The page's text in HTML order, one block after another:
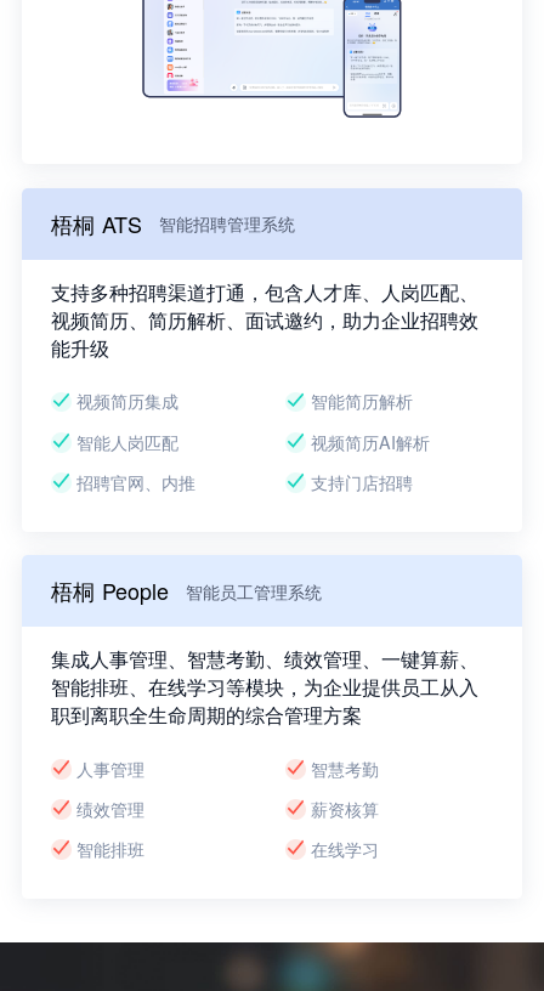
梧桐 ATS 智能招聘管理系统
支持多种招聘渠道打通，包含人才库、人岗匹配、
视频简历、简历解析、面试邀约，助力企业招聘效
能升级
视频简历集成
智能简历解析
智能人岗匹配
视频简历AI解析
招聘官网、内推
支持门店招聘
梧桐 People 智能员工管理系统
集成人事管理、智慧考勤、绩效管理、一键算薪、
智能排班、在线学习等模块，为企业提供员工从入
职到离职全生命周期的综合管理方案
人事管理
智慧考勤
绩效管理
薪资核算
智能排班
在线学习